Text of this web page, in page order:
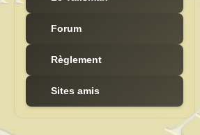
Forum
Règlement
Sites amis